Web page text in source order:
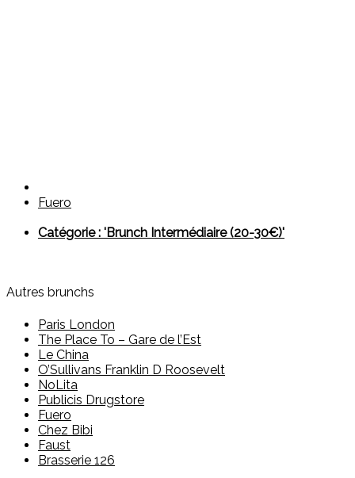
Fuero
Catégorie : 'Brunch Intermédiaire (20-30€)'
Autres brunchs
Paris London
The Place To – Gare de l’Est
Le China
O’Sullivans Franklin D Roosevelt
NoLita
Publicis Drugstore
Fuero
Chez Bibi
Faust
Brasserie 126